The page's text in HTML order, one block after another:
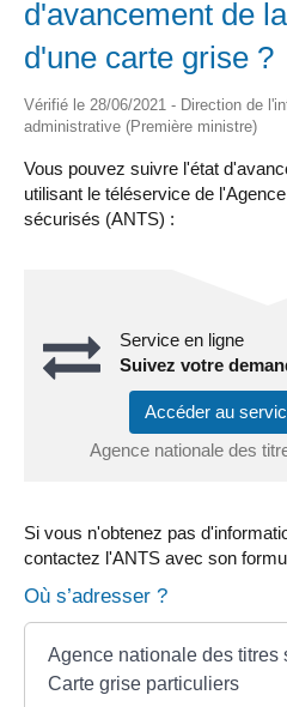
d'avancement de
d'une carte grise ?
Vérifié le 28/06/2021 - Direction de
administrative (Première ministre)
Vous pouvez suivre l'état
utilisant le téléservice de
sécurisés (ANTS) :
Service en ligne
Suivez votre
Accéder au
Agence nationale des
Si vous n'obtenez pas
contactez l'ANTS avec son
Où s’adresser ?
Agence nationale des titres
Carte grise particuliers